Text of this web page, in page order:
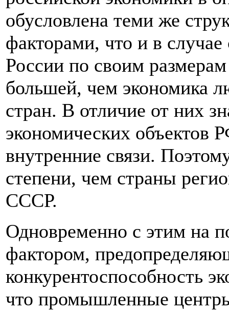
обусловлена теми же
факторами, что и в
России по своим
большей, чем экономика
стран. В отличие от них
экономических объектов
внутренние связи.
степени, чем страны
СССР.
Одновременно с этим на
фактором,
конкурентоспособность
что промышленные